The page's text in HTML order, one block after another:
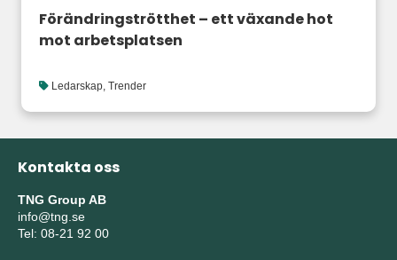
Förändringströtthet – ett växande hot
mot arbetsplatsen
Ledarskap, Trender
Kontakta oss
TNG Group AB
info@tng.se
Tel: 08-21 92 00